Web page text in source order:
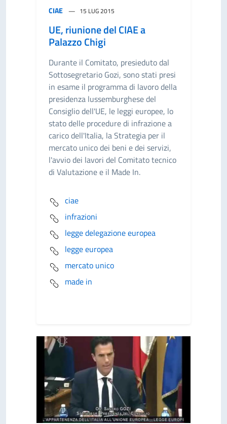
CIAE 15 LUG 2015
UE, riunione del CIAE a
Palazzo Chigi
Durante il Comitato, presieduto dal
Sottosegretario Gozi, sono stati presi
in esame il programma di lavoro della
presidenza lussemburghese del
Consiglio dell'UE, le leggi europee, lo
stato delle procedure di infrazione a
carico dell'Italia, la Strategia per il
mercato unico dei beni e dei servizi,
l'avvio dei lavori del Comitato tecnico
di Valutazione e il Made In.
ciae
infrazioni
legge delegazione europea
legge europea
mercato unico
made in